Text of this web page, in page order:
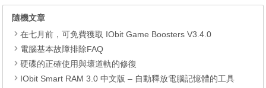
隨機文章
在七月前，可免費獲取 IObit Game Boosters V3.4.0
電腦基本故障排除FAQ
硬碟的正確使用與壞道軌的修復
IObit Smart RAM 3.0 中文版 – 自動釋放電腦記憶體的工具